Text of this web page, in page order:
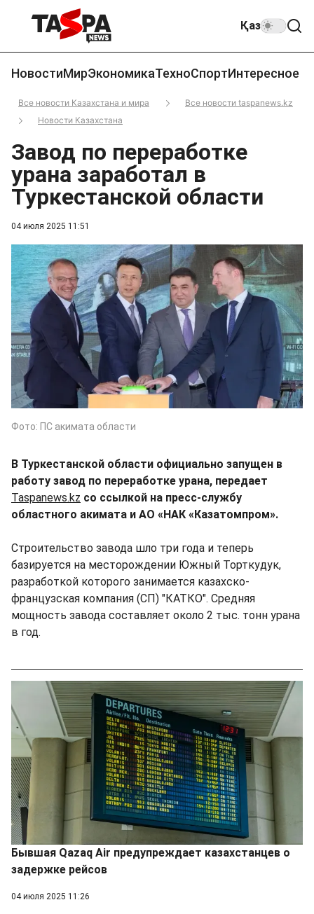
Қаз
НовостиМирЭкономикаТехноСпортИнтересное
Все новости Казахстана и мира
Все новости taspanews.kz
Новости Казахстана
04 июля 2025 11:51
Завод по переработке
урана заработал в
Туркестанской области
Фото: ПС акимата области
В Туркестанской области официально запущен в
работу завод по переработке урана, передает
Taspanews.kz со ссылкой на пресс-службу
областного акимата и АО «НАК «Казатомпром».
Строительство завода шло три года и теперь
базируется на месторождении Южный Торткудук,
разработкой которого занимается казахско-
французская компания (СП) "КАТКО". Средняя
мощность завода составляет около 2 тыс. тонн урана
в год.
Бывшая Qazaq Air предупреждает казахстанцев о
задержке рейсов
04 июля 2025 11:26